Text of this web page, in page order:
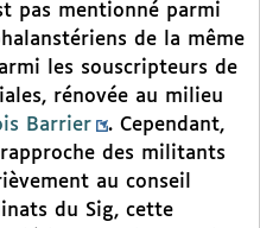
pas mentionné parmi
de la même
les souscripteurs de
rénovée au milieu
Barrier
. Cependant,
des militants
au conseil
du Sig, cette